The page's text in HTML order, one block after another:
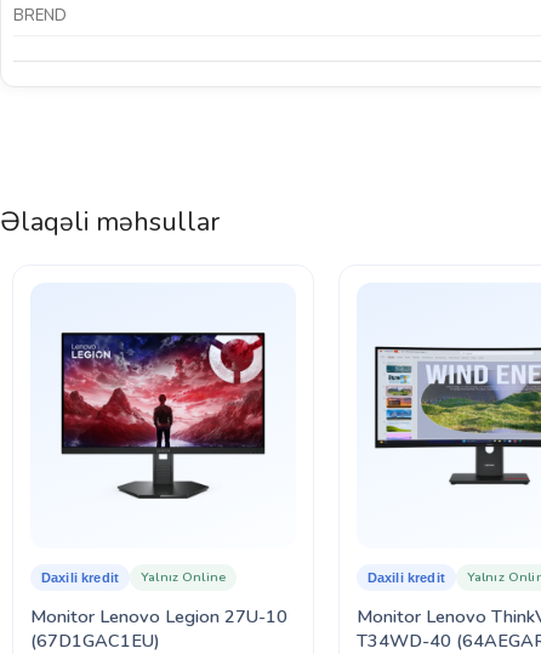
BREND
Əlaqəli məhsullar
Monitor Lenovo Legion 27U-10
(67D1GAC1EU)
Daxili kredit Yalnız Online
Monitor Lenovo
T34WD-40
Daxili kredit Yalnız